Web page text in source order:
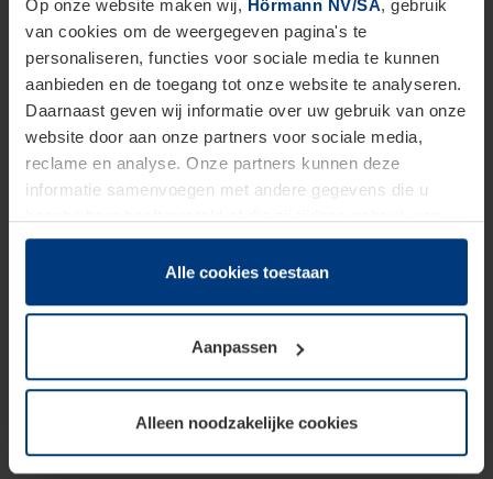
Op onze website maken wij, Hörmann NV/SA, gebruik
van cookies om de weergegeven pagina's te
personaliseren, functies voor sociale media te kunnen
aanbieden en de toegang tot onze website te analyseren.
Daarnaast geven wij informatie over uw gebruik van onze
website door aan onze partners voor sociale media,
reclame en analyse. Onze partners kunnen deze
informatie samenvoegen met andere gegevens die u
hun diensten hebben verzameld.
Juridisch hebben wij het recht om cookies op uw
van deze pagina's absoluut vereist is. Voor alle andere
soorten cookies is uw toestemming benodigd. Uw
toestemming kunt u op elk moment bij de uitleg van de
wijzigen of herroepen.
Alle cookies toestaan
Aanpassen
Alleen noodzakelijke cookies